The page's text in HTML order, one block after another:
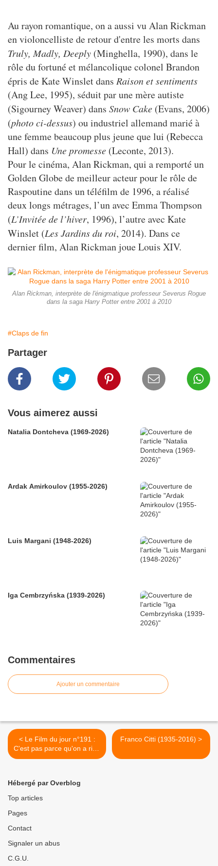
Au rayon romantique, on a aussi vu Alan Rickman
en violoncelliste de retour d'entre les morts dans
Truly, Madly, Deeply (Minghella, 1990), dans le
rôle du fortuné et mélancolique colonel Brandon
épris de Kate Winslet dans Raison et sentiments
(Ang Lee, 1995), séduit par une mère autiste
(Sigourney Weaver) dans Snow Cake (Evans, 2006)
(photo ci-dessus) ou industriel allemand marié à
une femme beaucoup plus jeune que lui (Rebecca
Hall) dans Une promesse (Leconte, 2013).
Pour le cinéma, Alan Rickman, qui a remporté un
Golden Globe de meilleur acteur pour le rôle de
Raspoutine dans un téléfilm de 1996, a réalisé
deux longs métrages, l’un avec Emma Thompson
(L’Invitée de l’hiver, 1996), l’autre avec Kate
Winslet (Les Jardins du roi, 2014). Dans ce
dernier film, Alan Rickman joue Louis XIV.
Alan Rickman, interprète de l'énigmatique professeur Severus Rogue
dans la saga Harry Potter entre 2001 à 2010
#Claps de fin
Partager
Vous aimerez aussi
Natalia Dontcheva (1969-2026)
Ardak Amirkoulov (1955-2026)
Luis Margani (1948-2026)
Iga Cembrzyńska (1939-2026)
Commentaires
Ajouter un commentaire
< Le Film du jour n°191 :
C'est pas parce qu'on a rien
à dire qu'il faut fermer sa
Franco Citti (1935-2016) >
Hébergé par Overblog
Top articles
Pages
Contact
Signaler un abus
C.G.U.